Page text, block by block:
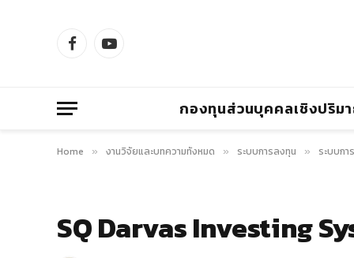
FacebookYouTube
กองทุนส่วนบุคคลเชิงปริม
Home » งานวิจัยและบทความทั้งหมด » ระบบการลงทุน » ระบบก
SQ Darvas Investing